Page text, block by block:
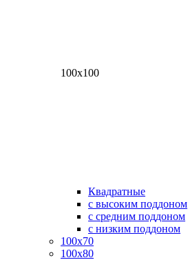
100х100
Квадратные
с высоким поддоном
с средним поддоном
с низким поддоном
100х70
100х80